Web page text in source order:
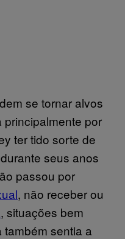
se tornar alvos
por
ter tido sorte de
seus anos
passou por
, não receber ou
, situações bem
sentia a